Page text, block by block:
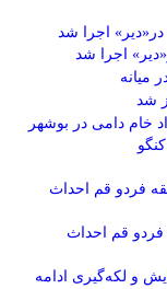
اجرا شد
فردو قم احداث